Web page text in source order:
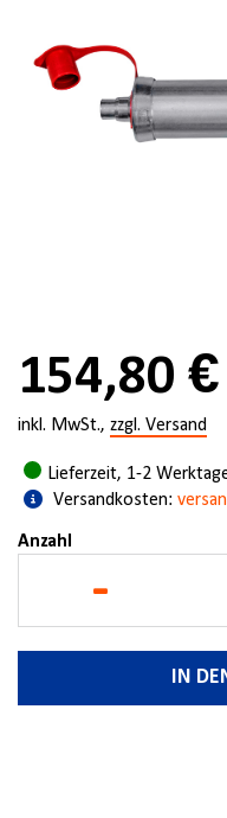
154,80 €
inkl. MwSt., zzgl. Versand
Lieferzeit, 1-2
Versandkosten:
Anzahl
-
IN